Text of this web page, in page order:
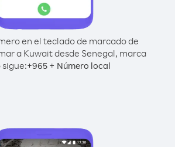
en el teclado de marcado de
a Kuwait desde Senegal, marca
+965 + Número local